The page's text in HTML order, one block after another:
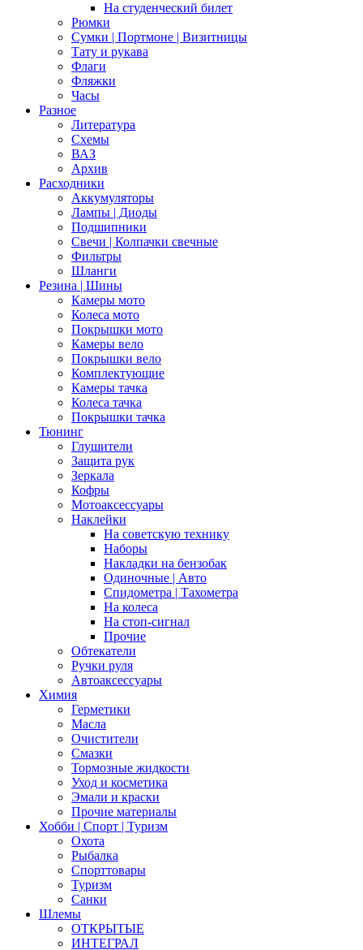
На студенческий билет
Рюмки
Сумки | Портмоне | Визитницы
Тату и рукава
Флаги
Фляжки
Часы
Разное
Литература
Схемы
ВАЗ
Архив
Расходники
Аккумуляторы
Лампы | Диоды
Подшипники
Свечи | Колпачки свечные
Фильтры
Шланги
Резина | Шины
Камеры мото
Колеса мото
Покрышки мото
Камеры вело
Покрышки вело
Комплектующие
Камеры тачка
Колеса тачка
Покрышки тачка
Тюнинг
Глушители
Защита рук
Зеркала
Кофры
Мотоаксессуары
Наклейки
На советскую технику
Наборы
Накладки на бензобак
Одиночные | Авто
Спидометра | Тахометра
На колеса
На стоп-сигнал
Прочие
Обтекатели
Ручки руля
Автоаксессуары
Химия
Герметики
Масла
Очистители
Смазки
Тормозные жидкости
Уход и косметика
Эмали и краски
Прочие материалы
Хобби | Cпорт | Туризм
Охота
Рыбалка
Спорттовары
Туризм
Санки
Шлемы
ОТКРЫТЫЕ
ИНТЕГРАЛ